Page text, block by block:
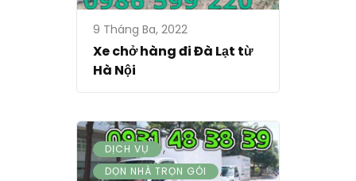
9 Tháng Ba, 2022
Xe chở hàng đi Đà Lạt từ
Hà Nội
DỊCH VỤ ,
DỌN NHÀ TRỌN GÓI ,